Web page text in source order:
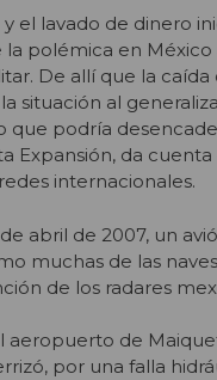
el lavado de dinero
polémica en
De allí que la
situación al
podría
Expansión, da
internacionales.
abril de 2007, un
muchas de las
de los radares
de
por una falla